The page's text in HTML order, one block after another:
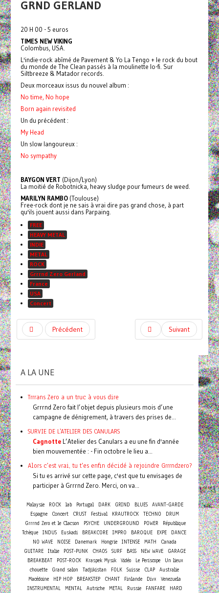
GRND GERLAND
20 H 00 - 5 euros
TIMES NEW VIKING
Colombus, USA.
L'indie-rock abîmé de Pavement & Yo La Tengo + le rock du bout
du monde de The Clean passés à la moulinette lo-fi. Sur
Siltbreeze & Matador records.
Deux morceaux issus du nouvel album :
No time, No hope
Born again revisited
Un du précédent :
My Head
Un slow langoureux :
No sympathy
BAYGON VERT (Dijon/Lyon)
La moitié de Robotnicka, heavy sludge pour fumeurs de weed.
MARILYN RAMBO(Toulouse)
Free-rock dont je ne sais à vrai dire pas grand chose, à part
qu'ils jouent aussi dans Parpaing.
FREE
HEAVY METAL
INDIE
METAL
ROCK
Grrrnd Zero Gerland
France
USA
Concert
Précédent Suivant
A LA UNE
Trrrans Zero a un truc à vous dire
Grrrnd Zero fait l’objet depuis plusieurs mois d’une
campagne de dénigrement, à travers des prises de...
SURVIE DE L'ATELIER DES CANULARS
CagnotteL’Atelier des Canulars a eu une fin d'année
bien mouvementée : - Fin octobre le lieu a...
Alors c'est vrai, tu t'es enfin décidé à rejoindre Grrrndzero?
Si tu es arrivé sur cette page, c'est que tu envisages de
participer à Grrrnd Zero. Merci, on va...
Malaysie ROCK lab Portugal DARK GRIND BLUES
AVANT-GARDE
Espagne
Concert CRUST Festival KRAUTROCK TECHNO
DRUM
Grrrnd Zero et le Clacson
PSYCHE UNDERGROUND POWER
République
Tchèque INDUS Euskadi BREAKCORE IMPRO BAROQUE EXPE
DANCE
NO WAVE
NOISE Danemark Hongrie INTENSE MATH
Canada
GUITARE
Italie POST-PUNK CHAOS SURF BASS NEW WAVE
GARAGE
BREAKBEAT
POST-ROCK Kraspek Mysik Vidéo Le Periscope
Un lieux
chouette
Grand salon Tadjikistan FOLK Suisse CLAP
Australie
Macédoine
HIP HOP BREAKSTEP CHANT Finlande Divx
Venezuela
INSTRUMENTAL
MENTAL Autriche METAL Russie FANFARE
HARD